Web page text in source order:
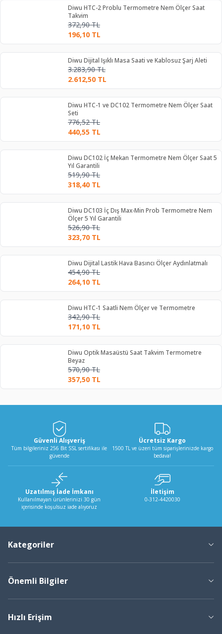
Diwu HTC-2 Problu Termometre Nem Ölçer Saat
Takvim
372,90TL
196,10 TL
Diwu Dijital Işıklı Masa Saati ve Kablosuz Şarj Aleti
3.283,90TL
2.612,50 TL
Diwu HTC-1 ve DC102 Termometre Nem Ölçer Saat
Seti
776,52TL
440,55 TL
Diwu DC102 İç Mekan Termometre Nem Ölçer Saat 5
Yıl Garantili
519,90TL
318,40 TL
Diwu DC103 İç Dış Max-Min Prob Termometre Nem
Ölçer 5 Yıl Garantili
526,90TL
323,70 TL
Diwu Dijital Lastik Hava Basıncı Ölçer Aydınlatmalı
454,90TL
264,10 TL
Diwu HTC-1 Saatli Nem Ölçer ve Termometre
342,90TL
171,10 TL
Diwu Optik Masaüstü Saat Takvim Termometre
Beyaz
570,90TL
357,50 TL
Güvenli Alışveriş
Tüm bilgileriniz 256 Bit SSL sertifikası ile
güvende
Ücretsiz Kargo
1500 TL ve üzeri tüm siparişlerinizde kargo
bedava!
Uzatılmış İade İmkanı
Kullanılmayan ürünlerinizi 30 gün
içerisinde koşulsuz iade alıyoruz
İletişim
0-312-4420030
Kategoriler
Önemli Bilgiler
Hızlı Erişim